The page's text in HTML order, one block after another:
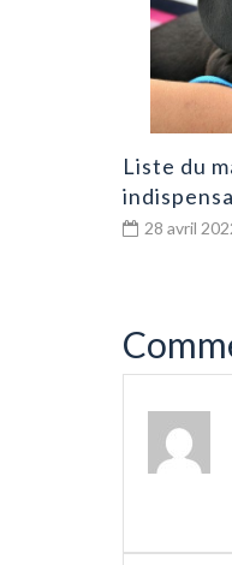
Liste du
éducation
28 avril